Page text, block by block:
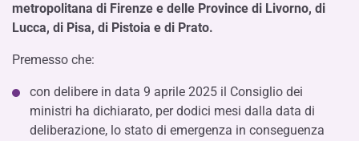
metropolitana di Firenze e delle Province di Livorno, di
Lucca, di Pisa, di Pistoia e di Prato.
Premesso che:
con delibere in data 9 aprile 2025 il Consiglio dei
ministri ha dichiarato, per dodici mesi dalla data di
deliberazione, lo stato di emergenza in conseguenza